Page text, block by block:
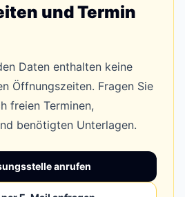
und Termin
Daten enthalten keine
Öffnungszeiten. Fragen Sie
freien Terminen,
benötigten Unterlagen.
anrufen